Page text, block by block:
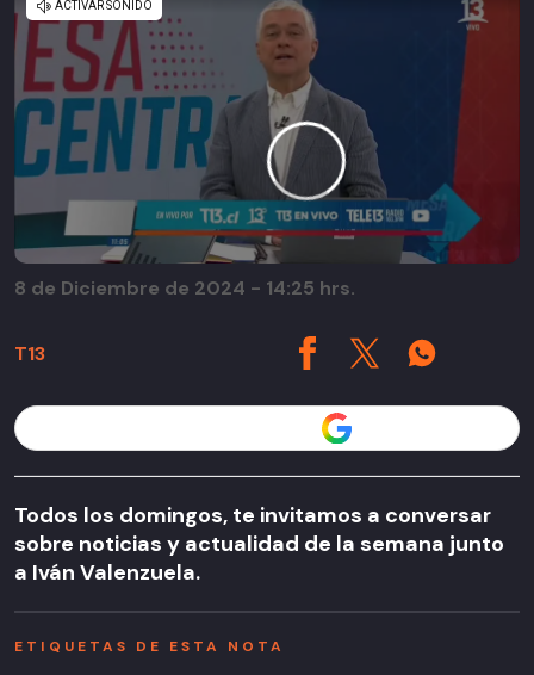
T13
8 de Diciembre de 2024 - 14:25 hrs.
Todos los domingos, te invitamos a conversar
sobre noticias y actualidad de la semana junto
a Iván Valenzuela.
ETIQUETAS DE ESTA NOTA